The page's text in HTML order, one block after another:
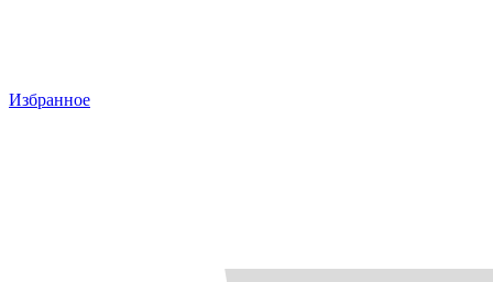
Избранное